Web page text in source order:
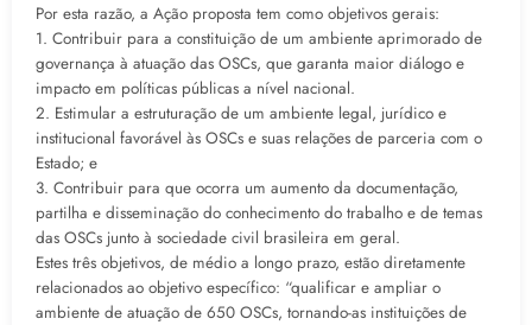
Por esta razão, a Ação proposta tem como objetivos gerais:
1. Contribuir para a constituição de um ambiente aprimorado de
governança à atuação das OSCs, que garanta maior diálogo e
impacto em políticas públicas a nível nacional.
2. Estimular a estruturação de um ambiente legal, jurídico e
institucional favorável às OSCs e suas relações de parceria com o
Estado; e
3. Contribuir para que ocorra um aumento da documentação,
partilha e disseminação do conhecimento do trabalho e de temas
das OSCs junto à sociedade civil brasileira em geral.
Estes três objetivos, de médio a longo prazo, estão diretamente
relacionados ao objetivo específico: “qualificar e ampliar o
ambiente de atuação de 650 OSCs, tornando-as instituições de